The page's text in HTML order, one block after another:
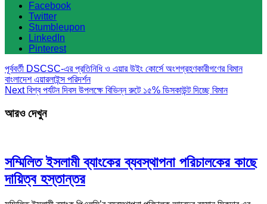
Facebook
Twitter
Stumbleupon
LinkedIn
Pinterest
পূর্ববর্তী DSCSC-এর প্রতিনিধি ও এয়ার উইং কোর্সে অংশগ্রহণকারীগণের বিমান
বাংলাদেশ এয়ারলাইন্স পরিদর্শন
Nextবিশ্ব পর্যটন দিবস উপলক্ষে বিভিন্ন রুটে ১৫% ডিসকাউন্ট দিচ্ছে বিমান
আরও দেখুন
সম্মিলিত ইসলামী ব্যাংকের ব্যবস্থাপনা পরিচালকের কাছে
দায়িত্ব হস্তান্তর